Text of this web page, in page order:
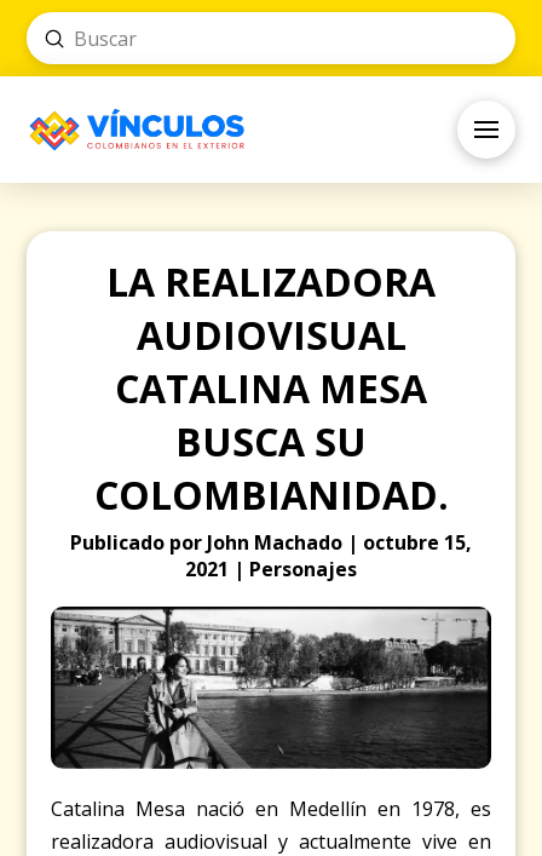
Search
Submit
LA REALIZADORA
AUDIOVISUAL
CATALINA MESA
BUSCA SU
COLOMBIANIDAD.
Publicado por John Machado | octubre 15,
2021 | Personajes
Catalina Mesa nació en Medellín en 1978, es
realizadora audiovisual y actualmente vive en